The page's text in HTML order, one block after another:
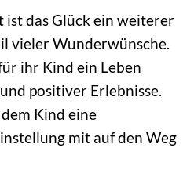
ist das Glück ein weiterer
vieler Wunderwünsche.
ihr Kind ein Leben
positiver Erlebnisse.
Kind eine
mit auf den Weg